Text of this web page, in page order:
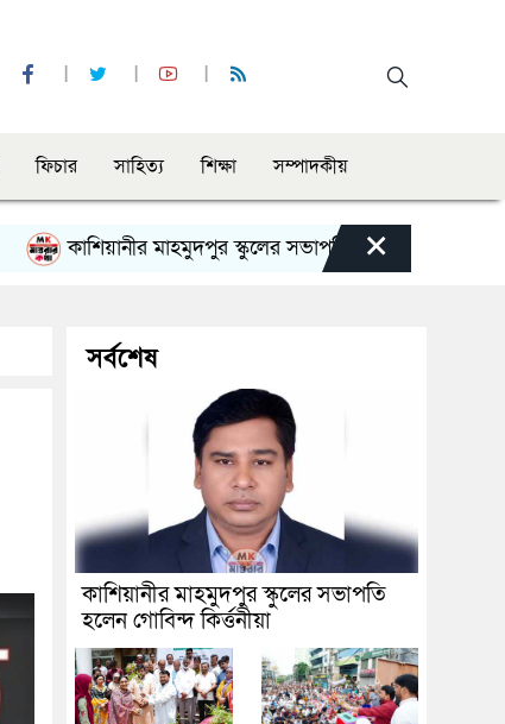
ফিচার সাহিত্য শিক্ষা সম্পাদকীয়
কাশিয়ানীর মাহমুদপুর স্কুলের সভাপতি হলেন গোবিন্দ কির্ত্তনীয়া
×
সর্বশেষ
কাশিয়ানীর মাহমুদপুর স্কুলের সভাপতি
হলেন গোবিন্দ কির্ত্তনীয়া